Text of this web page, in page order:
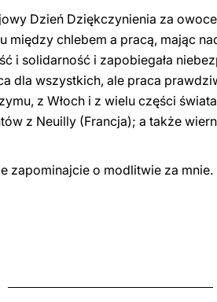
Dzień Dziękczynienia za
między chlebem a pracą, mając
i solidarność i zapobiegała
dla wszystkich, ale praca
z Włoch i z wielu części
z Neuilly (Francja); a także
zapominajcie o modlitwie za